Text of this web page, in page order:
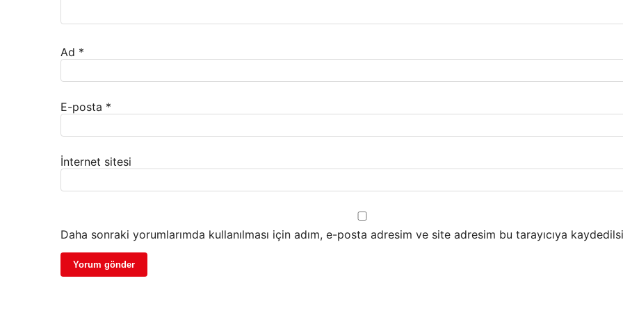
Ad *
E-posta *
İnternet sitesi
Daha sonraki yorumlarımda kullanılması için adım, e-posta adresim ve site adresim bu tarayıcıya